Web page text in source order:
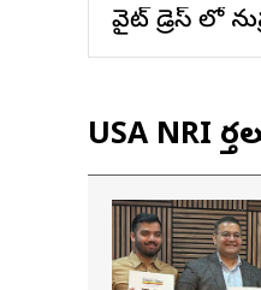
వైట్ డ్రెస్ లో
USA NRI